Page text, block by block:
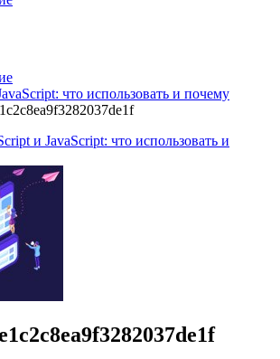
что использовать и почему
и JavaScript: что использовать и